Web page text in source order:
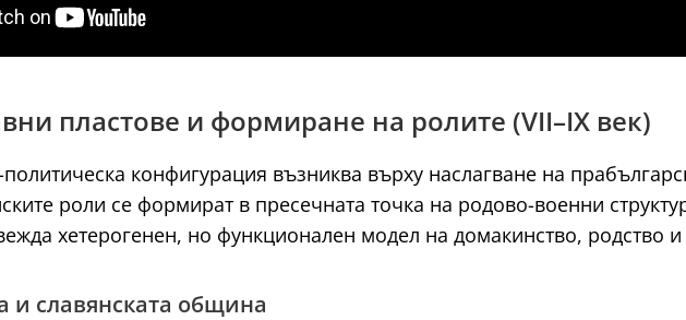
пластове и формиране на ролите (VII–IX век)
конфигурация възниква върху наслагване на
роли се формират в пресечната точка на родово-военни
хетерогенен, но функционален модел на домакинство, родство
и славянската община